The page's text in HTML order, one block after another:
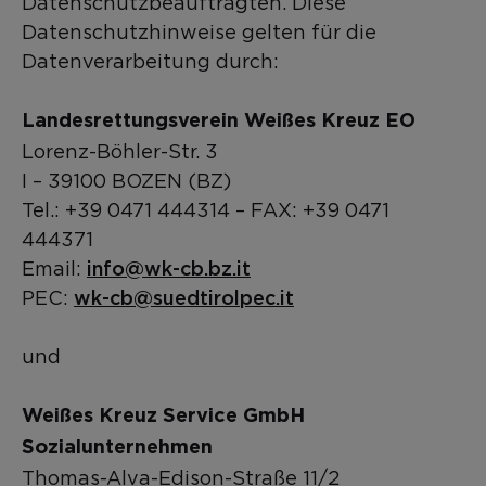
Datenschutzhinweise gelten für die
Datenverarbeitung durch:
Landesrettungsverein Weißes Kreuz EO
Lorenz-Böhler-Str. 3
I – 39100 BOZEN (BZ)
Tel.: +39 0471 444314 – FAX: +39 0471
444371
Email: info@wk-cb.bz.it
PEC: wk-cb@suedtirolpec.it
und
Weißes Kreuz Service GmbH
Sozialunternehmen
Thomas-Alva-Edison-Straße 11/2